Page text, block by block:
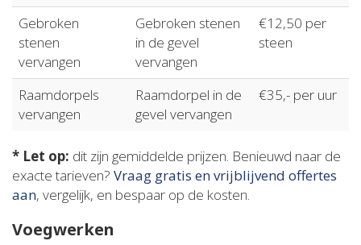
Gebroken
stenen
vervangen
Gebroken stenen
in de gevel
vervangen
€12,50 per
steen
Raamdorpels
vervangen
Raamdorpel in de
gevel vervangen
€35,- per uur
* Let op: dit zijn gemiddelde prijzen. Benieuwd naar de
exacte tarieven? Vraag gratis en vrijblijvend offertes
aan, vergelijk, en bespaar op de kosten.
Voegwerken